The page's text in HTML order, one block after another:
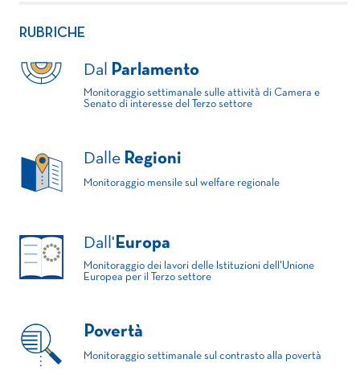
RUBRICHE
Dal Parlamento
Monitoraggio settimanale sulle attività di Camera e
Senato di interesse del Terzo settore
Dalle Regioni
Monitoraggio mensile sul welfare regionale
Dall' Europa
Monitoraggio dei lavori delle Istituzioni dell'Unione
Europea per il Terzo settore
Povertà
Monitoraggio settimanale sul contrasto alla povertà